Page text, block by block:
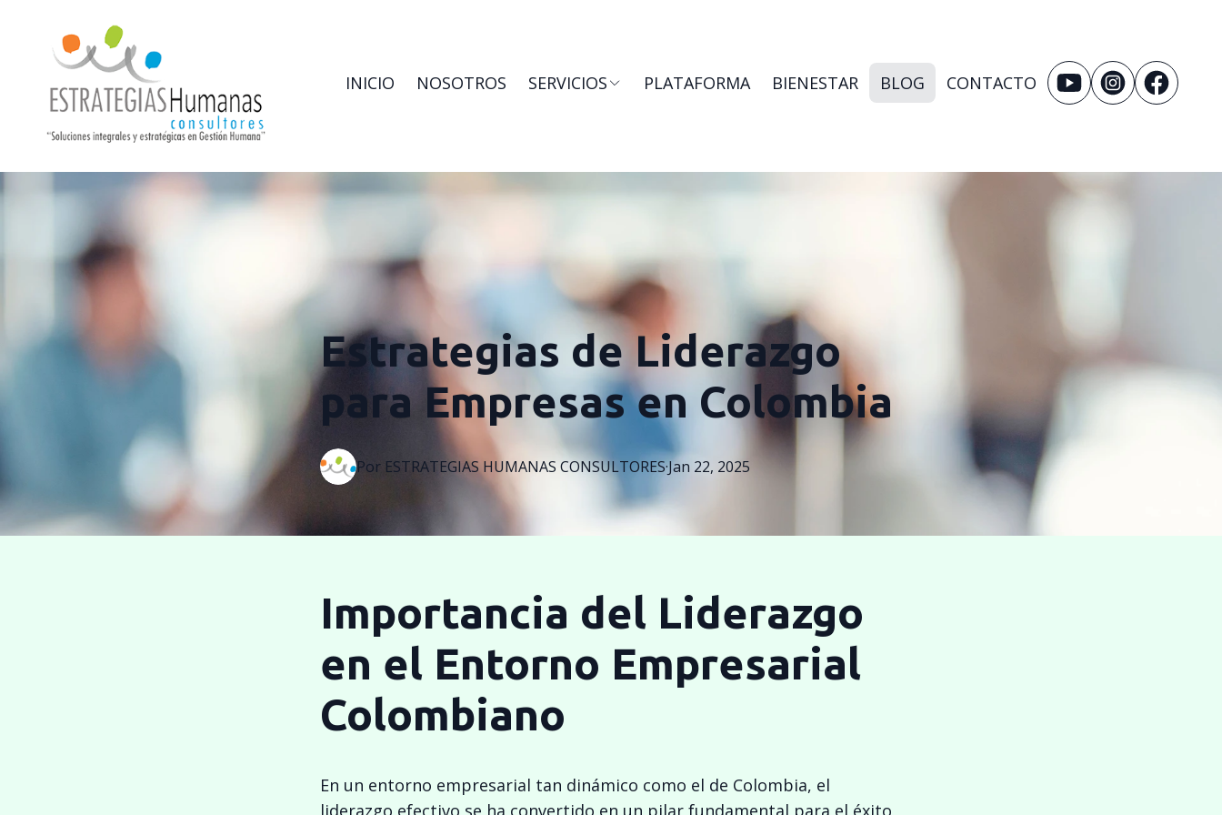
INICIO NOSOTROS SERVICIOS PLATAFORMA BIENESTAR BLOG CONTACTO
Estrategias de Liderazgo
para Empresas en Colombia
Jan 22, 2025
·
Por ESTRATEGIAS HUMANAS CONSULTORES
Importancia del Liderazgo
en el Entorno Empresarial
Colombiano
En un entorno empresarial tan dinámico como el de Colombia, el
liderazgo efectivo se ha convertido en un pilar fundamental para el éxito